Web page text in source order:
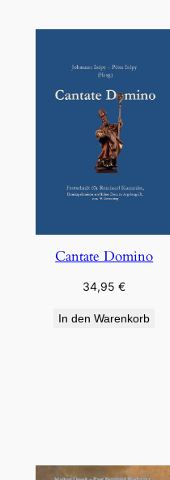
Cantate Domino
34,95€
In den Warenkorb